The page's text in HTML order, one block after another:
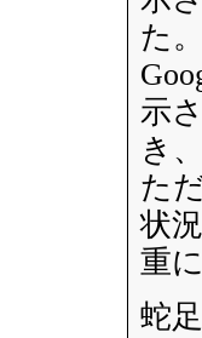
た。
示
き
た
状
重
蛇